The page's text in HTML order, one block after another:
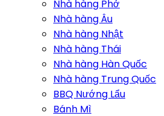
Nhà hàng Phở
Nhà hàng Âu
Nhà hàng Nhật
Nhà hàng Thái
Nhà hàng Hàn Quốc
Nhà hàng Trung Quốc
BBQ Nướng Lẩu
Bánh Mì